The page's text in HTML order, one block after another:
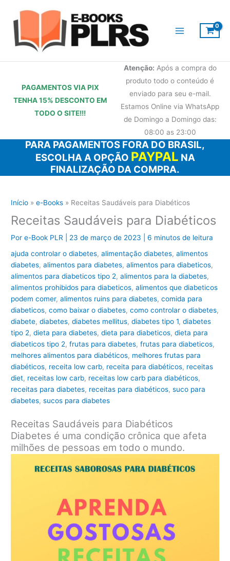
conteúdo
PAGAMENTOS VIA PIX
TENHA 15% DESCONTO EM
TODO O SITE!!!
Atenção: Após a compra do
produto todo o conteúdo é
enviado para seu e-mail.
Estamos Online via WhatsApp
de Domingo a Domingo das:
08:00 as 23:00
PARA PAGAMENTOS FORA DO BRASIL,
ESCOLHA A OPÇÃO PAYPAL NA
FINALIZAÇÃO DA COMPRA.
Início e-Books Receitas Saudáveis para Diabéticos
Receitas Saudáveis para Diabéticos
Pore-Book PLR 23 de março de 2023 |6 minutos de leitura
ajuda controlar o diabetes,alimentação diabetes,alimentos
diabetes,alimentos para diabetes,alimentos para diabeticos,
alimentos para diabeticos tipo 2,alimentos para la diabetes,
alimentos prohibidos para diabeticos,alimentos que diabeticos
podem comer,alimentos ruins para diabetes,comida para
diabeticos,como baixar o diabetes,como controlar o diabetes,
diabete,diabetes,diabetes mellitus,diabetes tipo 1,diabetes
tipo 2,dieta para diabetes,dieta para diabeticos,dieta para
diabeticos tipo 2,frutas para diabetes,frutas para diabeticos,
melhores alimentos para diabéticos, melhores frutas para
diabéticos, receita low carb, receita para diabéticos, receitas
diet, receitas low carb, receitas low carb para diabéticos,
receitas para diabetes, receitas para diabéticos,suco para
diabetes,sucos para diabetes
Receitas Saudáveis para Diabéticos
Diabetes é uma condição crônica que afeta
milhões de pessoas em todo o mundo.